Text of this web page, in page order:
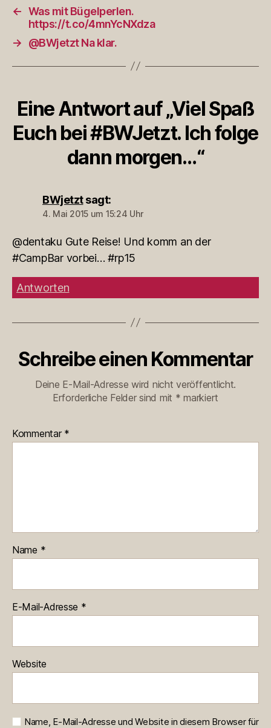
← Was mit Bügelperlen.
https://t.co/4mnYcNXdza
→
@BWjetzt Na klar.
Eine Antwort auf „Viel Spaß
Euch bei #BWJetzt. Ich folge
dann morgen…“
BWjetzt sagt:
4. Mai 2015 um 15:24 Uhr
@dentaku Gute Reise! Und komm an der
#CampBar vorbei… #rp15
Antworten
Schreibe einen Kommentar
Deine E-Mail-Adresse wird nicht veröffentlicht.
Erforderliche Felder sind mit * markiert
Kommentar *
Name *
E-Mail-Adresse *
Website
Name, E-Mail-Adresse und Website in diesem Browser für